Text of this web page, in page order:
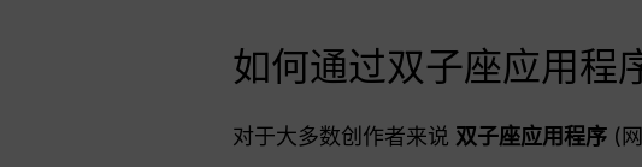
如何通过双子座应用程
对于大多数创作者来说 双子座应用程序 (